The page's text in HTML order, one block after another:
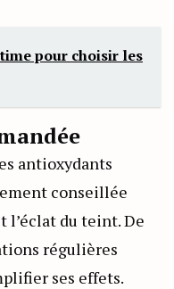
pour choisir les
antioxydants
conseillée
l’éclat du teint. De
régulières
ses effets.